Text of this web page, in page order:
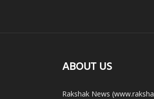
ABOUT US
Rakshak News